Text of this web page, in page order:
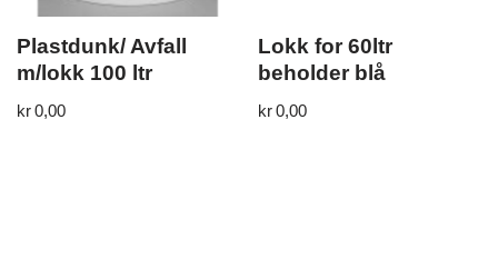
Plastdunk/ Avfall
m/lokk 100 ltr
kr0,00
Lokk for 60ltr
beholder blå
kr0,00